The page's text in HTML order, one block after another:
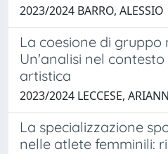
2023/2024 BARRO, ALESSIO
La coesione di gruppo
Un'analisi nel
artistica
2023/2024 LECCESE,
La specializzazione
nelle atlete femminili: